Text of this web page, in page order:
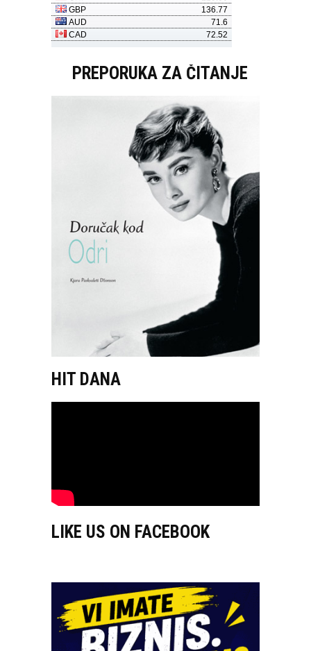
PREPORUKA ZA ČITANJE
HIT DANA
LIKE US ON FACEBOOK